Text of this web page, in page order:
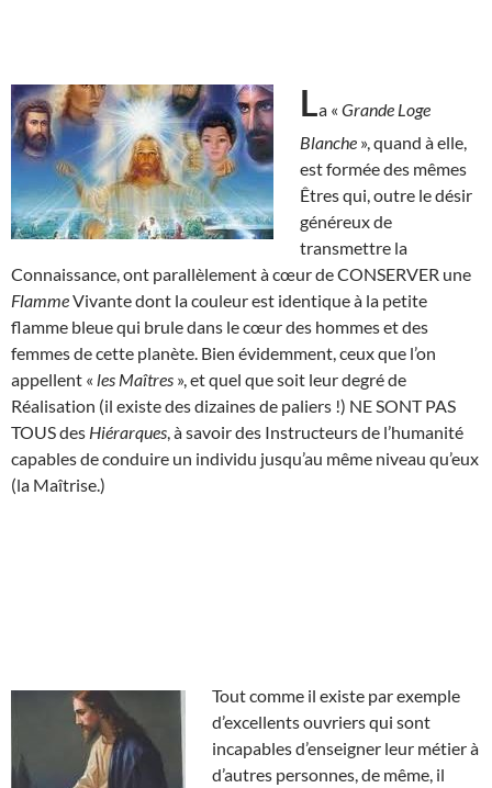
La « Grande Loge
Blanche », quand à elle,
est formée des mêmes
Êtres qui, outre le désir
généreux de
transmettre la
Connaissance, ont parallèlement à cœur de CONSERVER une
FlammeVivante dont la couleur est identique à la petite
flamme bleue qui brule dans le cœur des hommes et des
femmes de cette planète. Bien évidemment, ceux que l’on
appellent « les Maîtres », et quel que soit leur degré de
Réalisation (il existe des dizaines de paliers !) NE SONT PAS
TOUS des Hiérarques , à savoir des Instructeurs de l’humanité
capables de conduire un individu jusqu’au même niveau qu’eux
(la Maîtrise.)
Tout comme il existe par exemple
d’excellents ouvriers qui sont
incapables d’enseigner leur métier à
d’autres personnes, de même, il